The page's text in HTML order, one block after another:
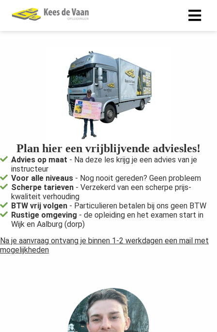
Plan hier een vrijblijvende adviesles!
Advies op maat - Na deze les krijg je een advies van je
instructeur
Voor alle niveaus - Nog nooit gereden? Geen probleem
Scherpe tarieven - Verzekerd van een scherpe prijs-
kwaliteit verhouding
BTW vrij volgen - Particulieren betalen bij ons geen BTW
Rustige omgeving - de opleiding en het examen start in
Wijk en Aalburg (dorp)
Na je aanvraag ontvang je binnen 1-2 werkdagen een mail met
mogelijkheden